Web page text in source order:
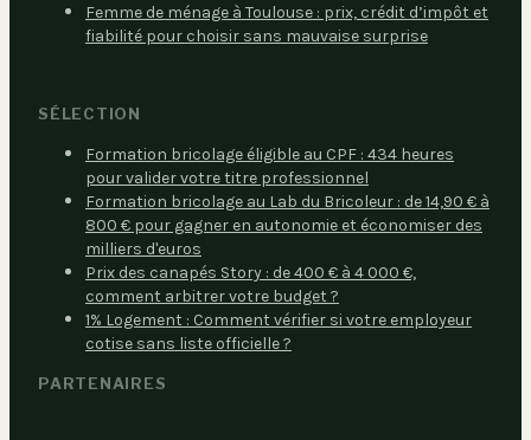
Femme de ménage à Toulouse : prix, crédit d’impôt et
fiabilité pour choisir sans mauvaise surprise
SÉLECTION
Formation bricolage éligible au CPF : 434 heures
pour valider votre titre professionnel
Formation bricolage au Lab du Bricoleur : de 14,90 € à
800 € pour gagner en autonomie et économiser des
milliers d'euros
Prix des canapés Story : de 400 € à 4 000 €,
comment arbitrer votre budget ?
1% Logement : Comment vérifier si votre employeur
cotise sans liste officielle ?
PARTENAIRES